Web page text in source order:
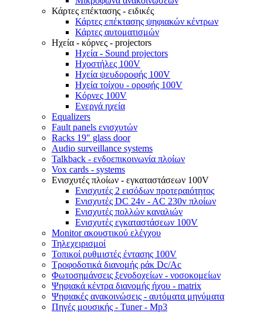
Κάρτες επέκτασης - ειδικές
Κάρτες επέκτασης ψηφιακών κέντρων
Κάρτες αυτοματισμών
Ηχεία - κόρνες - projectors
Ηχεία - Sound projectors
Ηχοστήλες 100V
Ηχεία ψευδοροφής 100V
Ηχεία τοίχου - οροφής 100V
Κόρνες 100V
Ενεργά ηχεία
Equalizers
Fault panels ενισχυτών
Racks 19" glass door
Audio surveillance systems
Talkback - ενδοεπικοινωνία πλοίων
Vox cards - systems
Ενισχυτές πλοίων - εγκαταστάσεων 100V
Ενισχυτές 2 εισόδων προτεραιότητος
Ενισχυτές DC 24v - AC 230v πλοίων
Ενισχυτές πολλών καναλιών
Ενισχυτές εγκαταστάσεων 100V
Monitor ακουστικού ελέγχου
Τηλεχειρισμοί
Τοπικοί ρυθμιστές έντασης 100V
Τροφοδοτικά διανομής ράκ Dc/Ac
Φωτοσημάνσεις ξενοδοχείων - νοσοκομείων
Ψηφιακά κέντρα διανομής ήχου - matrix
Ψηφιακές ανακοινώσεις - αυτόματα μηνύματα
Πηγές μουσικής - Tuner - Mp3